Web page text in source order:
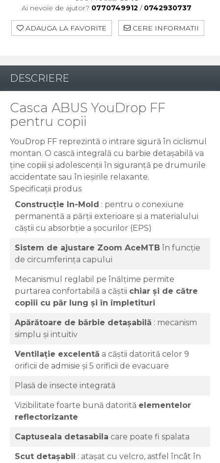
Ai nevoie de ajutor? 0770749912 / 0742930737
ADAUGA LA FAVORITE CERE INFORMATII
DESCRIERE
Casca ABUS YouDrop FF
pentru copii
YouDrop FF reprezintă o intrare sigură în ciclismul
montan. O cască integrală cu barbie detașabilă va
ține copiii și adolescenții în siguranță pe drumurile
accidentate sau în ieșirile relaxante.
Specificații produs
Construcție In-Mold : pentru o conexiune
permanentă a părții exterioare și a materialului
căștii cu absorbție a șocurilor (EPS)
Sistem de ajustare Zoom AceMTB în funcție
de circumferința capului
Mecanismul reglabil pe înălțime permite
purtarea confortabilă a căștii chiar și de către
copiii cu păr lung și în împletituri
Apărătoare de bărbie detașabilă : mecanism
simplu și intuitiv
Ventilație excelentă a căștii datorită celor 9
orificii de admisie și 5 orificii de evacuare
Plasă de insecte integrată
Vizibilitate foarte bună datorită elementelor
reflectorizante
Captuseala detasabila care poate fi spalata
Scut detașabil : atașat cu velcro, astfel încât în ​​